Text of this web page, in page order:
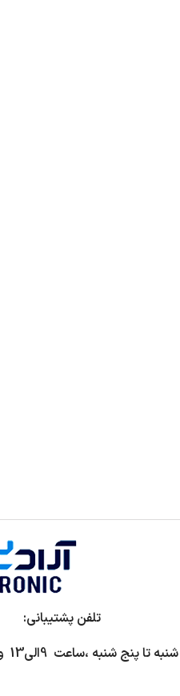
تلفن پشتیبانی: 09132365701
شنبه تا پنج شنبه ،ساعت 9الی13 و 17 الی 20 پاسخگوی شما هستیم